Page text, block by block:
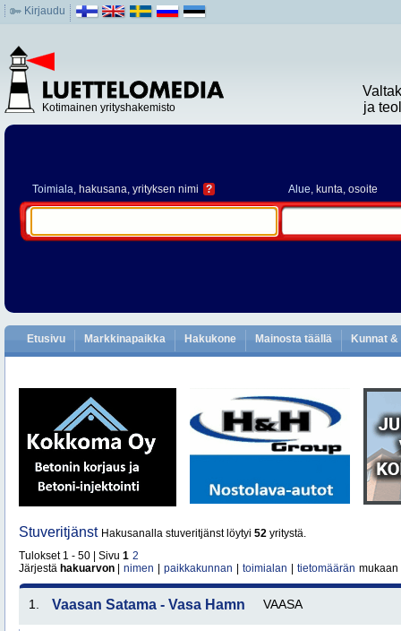
Kirjaudu
Kotimainen yrityshakemisto
ja
Toimiala, hakusana, yrityksen nimi ? Alue, kunta, osoite
Etusivu Markkinapaikka Hakukone Mainosta täällä Kunnat
Stuveritjänst Hakusanalla stuveritjänst löytyi 52 yritystä.
Tulokset 1 - 50 | Sivu 1 2
Järjestä hakuarvon nimen paikkakunnan toimialan tietomäärän mukaan
1. Vaasan Satama - Vasa Hamn VAASA